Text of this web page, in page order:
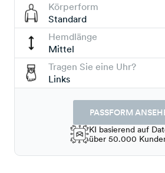
Körperform
Standard
Hemdlänge
Mittel
Tragen Sie eine Uhr?
Links
PASSFORM
KI basierend auf
über 50.000